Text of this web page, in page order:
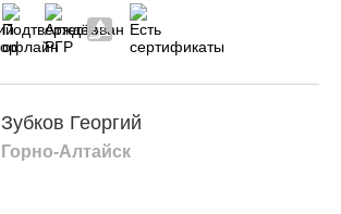
Зубков Георгий
Горно-Алтайск